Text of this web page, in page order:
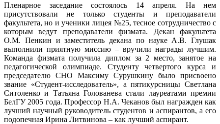
Пленарное заседание состоялось 14 апреля. На нем
присутствовали не только студенты и преподаватели
факультета, но и ученики лицея №25, тесное сотрудничество с
которым ведут преподаватели физмата. Декан факультета
О.М. Пенкин и заместитель декана по науке А.В. Глушак
выполнили приятную миссию – вручили награды лучшим.
Команда физмата получила диплом за 2 место, занятое на
педагогической олимпиаде. Студенту четвертого курса и
председателю СНО Максиму Сурушкину было присвоено
звание «Студент-исследователь», а пятикурсницы Светлана
Ситоленко и Татьяна Голованева стали лауреатами премии
БелГУ 2005 года. Профессор Н.А. Чеканов был награжден как
лучший научный руководитель студентов и аспирантов, а его
подопечная Ирина Литвинова – как лучший аспирант.